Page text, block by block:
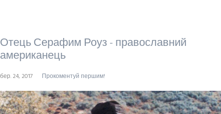
Отець Серафим Роуз - православний
американець
бер. 24, 2017 Прокоментуй першим!